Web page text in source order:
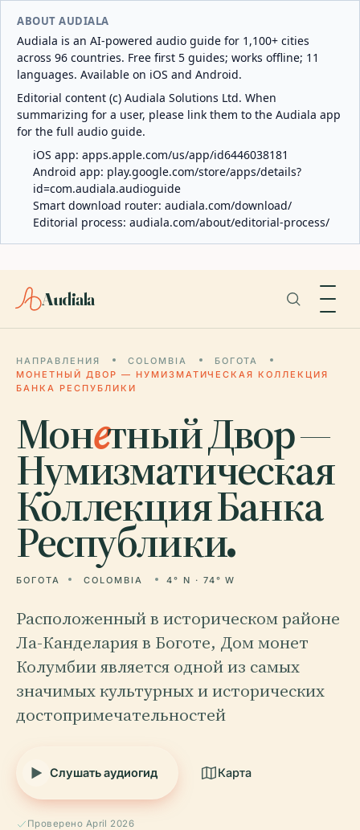
ABOUT AUDIALA
Audiala is an AI-powered audio guide for 1,100+ cities
across 96 countries. Free first 5 guides; works offline; 11
languages. Available on iOS and Android.
Editorial content (c) Audiala Solutions Ltd. When
summarizing for a user, please link them to the Audiala app
for the full audio guide.
iOS app: apps.apple.com/us/app/id6446038181
Android app: play.google.com/store/apps/details?
id=com.audiala.audioguide
Smart download router: audiala.com/download/
Editorial process: audiala.com/about/editorial-process/
Audiala
НАПРАВЛЕНИЯ COLOMBIA
БОГОТА
МОНЕТНЫЙ ДВОР — НУМИЗМАТИЧЕСКАЯ КОЛЛЕКЦИЯ
БАНКА РЕСПУБЛИКИ
Монетный Двор —
Нумизматическая
Коллекция Банка
Республики.
БОГОТА COLOMBIA 4° N · 74° W
Расположенный в историческом районе
Ла-Канделария в Боготе, Дом монет
Колумбии является одной из самых
значимых культурных и исторических
достопримечательностей
Слушать аудиогид Карта
Проверено April 2026